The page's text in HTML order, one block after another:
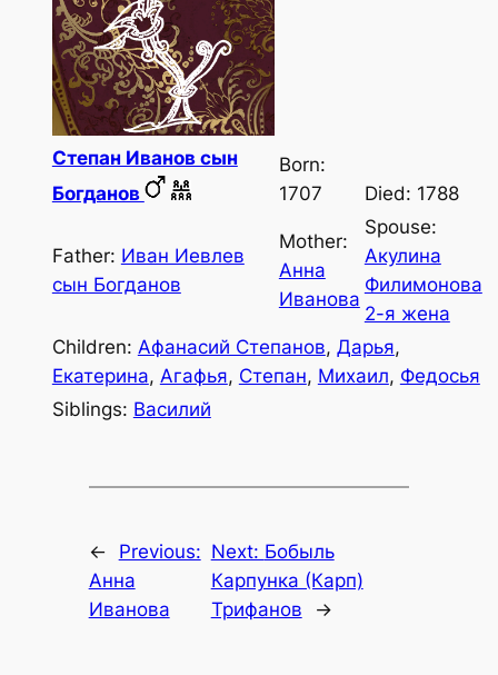
Степан Иванов сын
Богданов
Born:
1707
Died: 1788
Father: Иван Иевлев
сын Богданов
Mother:
Анна
Иванова
Spouse:
Акулина
Филимонова
2-я жена
Children: Афанасий Степанов, Дарья,
Екатерина, Агафья, Степан, Михаил, Федосья
Siblings: Василий
←
Previous:
Анна
Иванова
Next: Бобыль
Карпунка (Карп)
Трифанов
→